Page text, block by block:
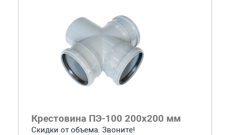
Крестовина ПЭ-100 200x200 мм
Скидки от объема. Звоните!